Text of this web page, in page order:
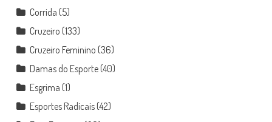
Corrida (5)
Cruzeiro (133)
Cruzeiro Feminino (36)
Damas do Esporte(40)
Esgrima (1)
Esportes Radicais(42)